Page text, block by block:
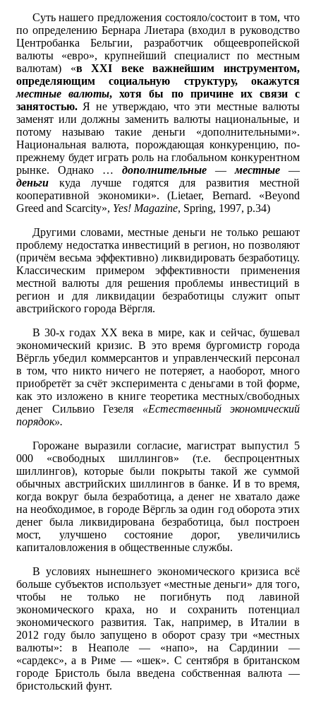
Суть нашего предложения состояло/состоит в том, что
по определению Бернара Лиетара (входил в руководство
Центробанка Бельгии, разработчик общеевропейской
валюты «евро», крупнейший специалист по местным
валютам) «в XXI веке важнейшим инструментом,
определяющим социальную структуру, окажутся
местные валюты, хотя бы по причине их связи с
занятостью. Я не утверждаю, что эти местные валюты
заменят или должны заменить валюты национальные, и
потому называю такие деньги «дополнительными».
Национальная валюта, порождающая конкуренцию, по-
прежнему будет играть роль на глобальном конкурентном
рынке. Однако … дополнительные —местные —
деньги куда лучше годятся для развития местной
кооперативной экономики». (Lietaer, Bernard. «Beyond
Greed and Scarcity», Yes! Magazine, Spring, 1997, p.34)
Другими словами, местные деньги не только решают
проблему недостатка инвестиций в регион, но позволяют
(причём весьма эффективно) ликвидировать безработицу.
Классическим примером эффективности применения
местной валюты для решения проблемы инвестиций в
регион и для ликвидации безработицы служит опыт
австрийского города Вёргля.
В 30‑х годах XX века в мире, как и сейчас, бушевал
экономический кризис. В это время бургомистр города
Вёргль убедил коммерсантов и управленческий персонал
в том, что никто ничего не потеряет, а наоборот, много
приобретёт за счёт эксперимента с деньгами в той форме,
как это изложено в книге теоретика местных/свободных
денег Сильвио Гезеля «Естественный экономический
порядок».
Горожане выразили согласие, магистрат выпустил 5
000 «свободных шиллингов» (т.е. беспроцентных
шиллингов), которые были покрыты такой же суммой
обычных австрийских шиллингов в банке. И в то время,
когда вокруг была безработица, а денег не хватало даже
на необходимое, в городе Вёргль за один год оборота этих
денег была ликвидирована безработица, был построен
мост, улучшено состояние дорог, увеличились
капиталовложения в общественные службы.
В условиях нынешнего экономического кризиса всё
больше субъектов использует «местные деньги» для того,
чтобы не только не погибнуть под лавиной
экономического краха, но и сохранить потенциал
экономического развития. Так, например, в Италии в
2012 году было запущено в оборот сразу три «местных
валюты»: в Неаполе — «напо», на Сардинии —
«сардекс», а в Риме — «шек». С сентября в британском
городе Бристоль была введена собственная валюта —
бристольский фунт.